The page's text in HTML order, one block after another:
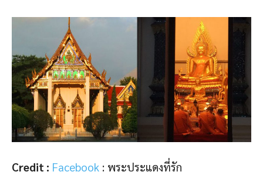
Credit : Facebook : พระประแดงที่รัก